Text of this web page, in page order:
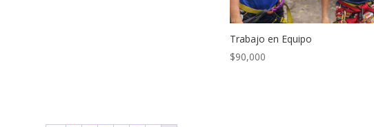
Trabajo en Equipo
$90,000